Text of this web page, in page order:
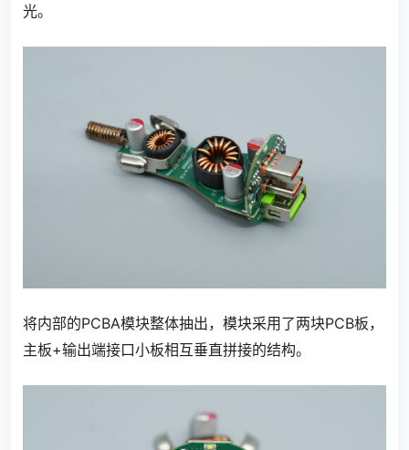
光。
将内部的PCBA模块整体抽出，模块采用了两块PCB板，
主板+输出端接口小板相互垂直拼接的结构。